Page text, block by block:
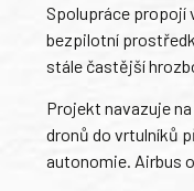
Spolupráce propojí
bezpilotní
stále častější
Projekt navazuje
dronů do vrtulníků
autonomie. Airbus